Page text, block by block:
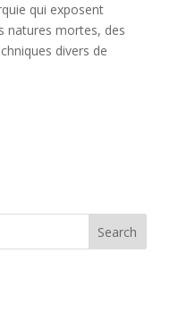
qui exposent
natures mortes, des
divers de